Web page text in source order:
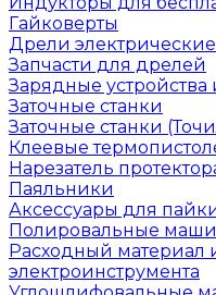
Гайковерты
Дрели электрические
Запчасти для дрелей
Зарядные устройства
Заточные станки
Заточные станки
Клеевые
Нарезатель
Паяльники
Аксессуары для
Полировальные
Расходный материал
электроинструмента